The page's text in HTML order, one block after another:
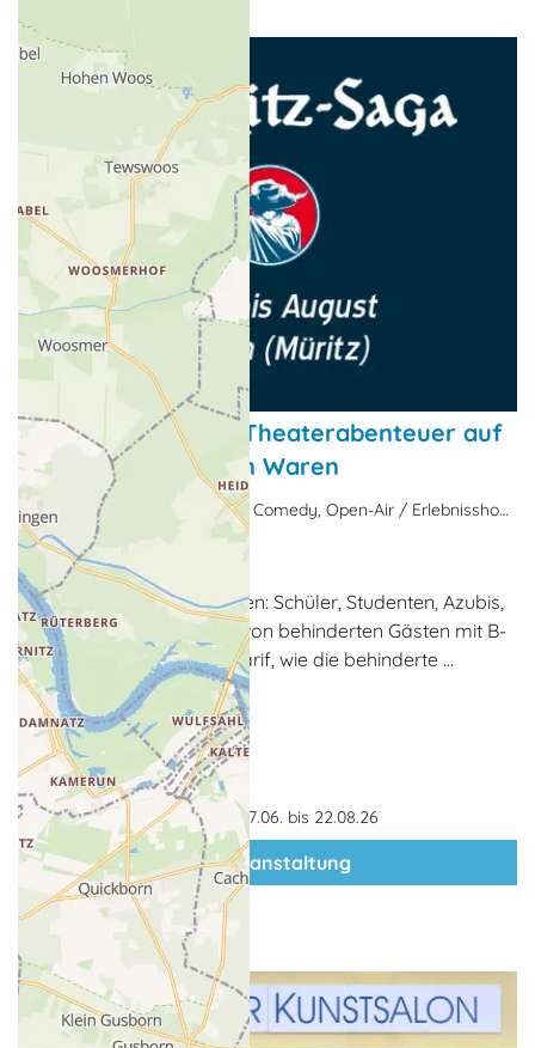
Müritz-Saga 2026 - Theaterabenteuer auf
der Freilichtbühne in Waren
Theater, Musical, Bühne & Comedy, Open-Air / Erlebnisshow, Fest / Festival / Markt, Besondere Veranstaltung
Waren (Müritz)
* Ermäßigte Tickets erhalten: Schüler, Studenten, Azubis,
Behinderte [der Begleiter von behinderten Gästen mit B-
Schein erhält denselben Tarif, wie die behinderte ...
Gültigkeit: 27.06. bis 22.08.26
zur Veranstaltung